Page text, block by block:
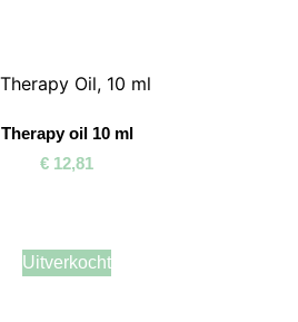
Therapy oil 10 ml
€ 12,81
Uitverkocht